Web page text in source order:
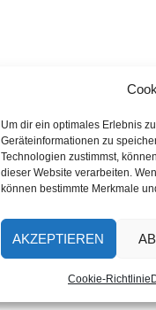
Um dir ein optimales Erlebnis
Geräteinformationen zu
Technologien zustimmst,
dieser Website verarbeiten.
können bestimmte Merkmale
AKZEPTIEREN
Cookie-Richtlinie